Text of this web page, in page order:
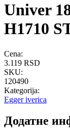
Univer
H1710
Cena:
3.119 RSD
SKU:
120490
Kategorija:
Egger iverica
Додатне